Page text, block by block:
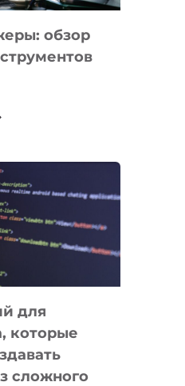
обзор
для
которые
сложного